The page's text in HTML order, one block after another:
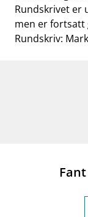
Rundskrivet er
men er fortsatt
Rundskriv: